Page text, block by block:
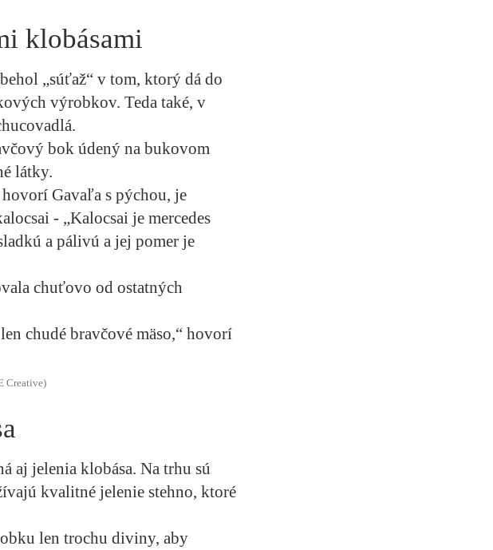
klobásami
„súťaž“ v tom, ktorý dá do
výrobkov. Teda také, v
bok údený na bukovom
látky.
Gavaľa s pýchou, je
- „Kalocsai je mercedes
a pálivú a jej pomer je
chuťovo od ostatných
chudé bravčové mäso,“ hovorí
Creative)
aj jelenia klobása. Na trhu sú
kvalitné jelenie stehno, ktoré
len trochu diviny, aby